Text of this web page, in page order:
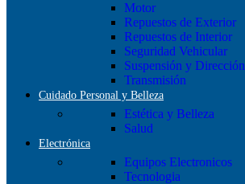
Motor
Repuestos de Exterior
Repuestos de Interior
Seguridad Vehicular
Suspensión y Dirección
Transmisión
Cuidado Personal y Belleza
Estética y Belleza
Salud
Electrónica
Equipos Electronicos
Tecnologia